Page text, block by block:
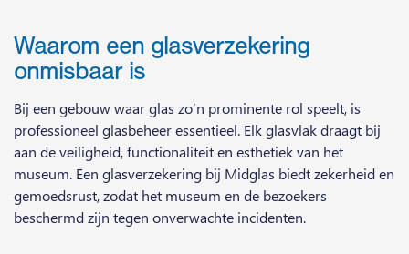
Waarom een glasverzekering
onmisbaar is
Bij een gebouw waar glas zo’n prominente rol speelt, is
professioneel glasbeheer essentieel. Elk glasvlak draagt bij
aan de veiligheid, functionaliteit en esthetiek van het
museum. Een glasverzekering bij Midglas biedt zekerheid en
gemoedsrust, zodat het museum en de bezoekers
beschermd zijn tegen onverwachte incidenten.